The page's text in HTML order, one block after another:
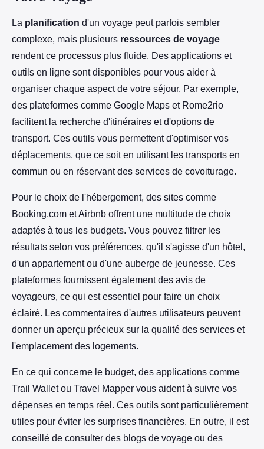
La planification d'un voyage peut parfois sembler
complexe, mais plusieurs ressources de voyage
rendent ce processus plus fluide. Des applications et
outils en ligne sont disponibles pour vous aider à
organiser chaque aspect de votre séjour. Par exemple,
des plateformes comme Google Maps et Rome2rio
facilitent la recherche d'itinéraires et d'options de
transport. Ces outils vous permettent d'optimiser vos
déplacements, que ce soit en utilisant les transports en
commun ou en réservant des services de covoiturage.
Pour le choix de l'hébergement, des sites comme
Booking.com et Airbnb offrent une multitude de choix
adaptés à tous les budgets. Vous pouvez filtrer les
résultats selon vos préférences, qu'il s'agisse d'un hôtel,
d'un appartement ou d'une auberge de jeunesse. Ces
plateformes fournissent également des avis de
voyageurs, ce qui est essentiel pour faire un choix
éclairé. Les commentaires d'autres utilisateurs peuvent
donner un aperçu précieux sur la qualité des services et
l'emplacement des logements.
En ce qui concerne le budget, des applications comme
Trail Wallet ou Travel Mapper vous aident à suivre vos
dépenses en temps réel. Ces outils sont particulièrement
utiles pour éviter les surprises financières. En outre, il est
conseillé de consulter des blogs de voyage ou des